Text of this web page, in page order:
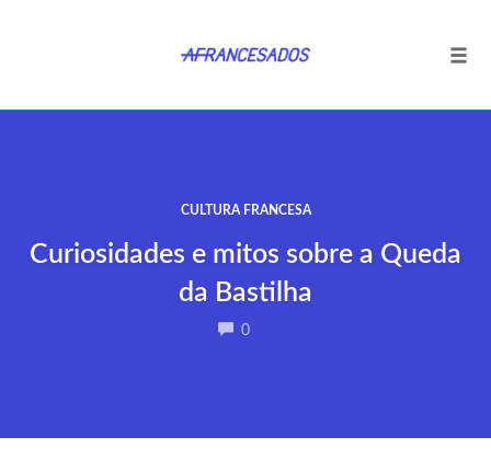
CULTURA FRANCESA
Curiosidades e mitos sobre a Queda
da Bastilha
0COMMENTS